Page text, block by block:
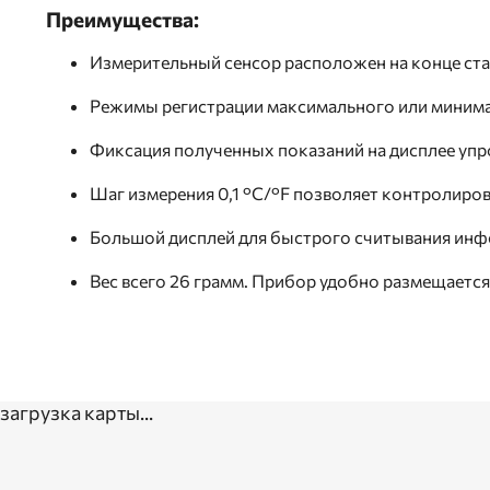
Преимущества:
Измерительный сенсор расположен на конце
Режимы регистрации максимального или
Фиксация полученных показаний на дисплее
Шаг измерения 0,1 °C/°F позволяет
Большой дисплей для быстрого считывания
Вес всего 26 грамм. Прибор удобно размещается
загрузка карты...